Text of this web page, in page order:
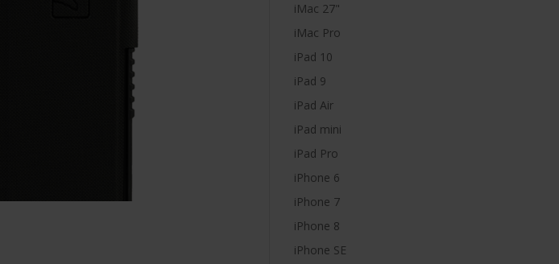
iMac 27"
iMac Pro
iPad 10
iPad 9
iPad Air
iPad mini
iPad Pro
iPhone 6
iPhone 7
iPhone 8
iPhone SE